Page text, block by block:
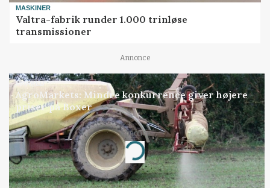
MASKINER
Valtra-fabrik runder 1.000 trinløse
transmissioner
Annonce
MARKED
AgroMarkets: Mindre konkurrence giver højere
priser på Boxer
Annonce
Loading...